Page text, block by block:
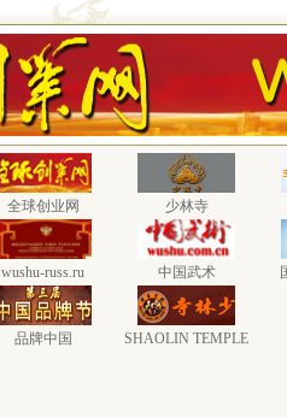
全球创业网 少林寺
wushu-russ.ru 中国武术
品牌中国 SHAOLIN TEMPLE